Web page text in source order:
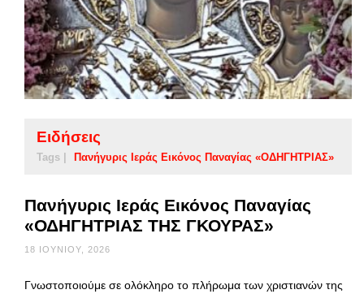
Ειδήσεις
Tags | Πανήγυρις Ιεράς Εικόνος Παναγίας «ΟΔΗΓΗΤΡΙΑΣ»
Πανήγυρις Ιεράς Εικόνος Παναγίας
«ΟΔΗΓΗΤΡΙΑΣ ΤΗΣ ΓΚΟΥΡΑΣ»
18 ΙΟΥΝΊΟΥ, 2026
Γνωστοποιούμε σε ολόκληρο το πλήρωμα των χριστιανών της